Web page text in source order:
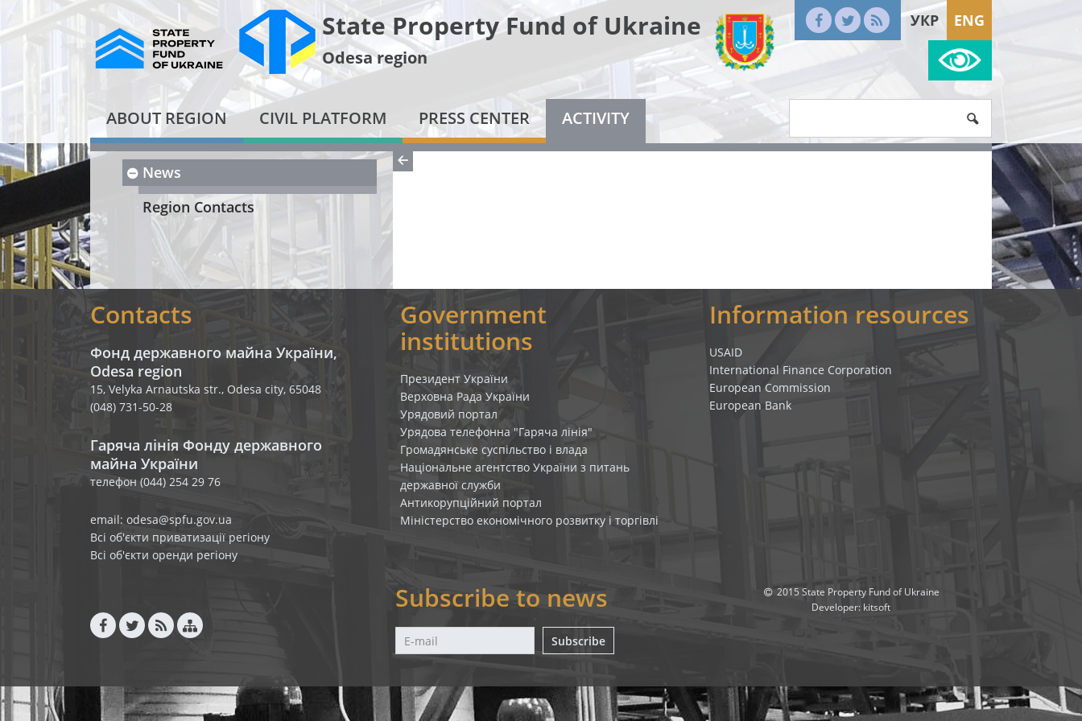
State Property Fund of Ukraine
Odesa region
УКР ENG
ABOUT REGION CIVIL PLATFORM PRESS CENTER ACTIVITY
News
Region Contacts
Contacts
Фонд державного майна України,
Odesa region
15, Velyka Arnautska str., Odesa city, 65048
(048) 731-50-28
Гаряча лінія Фонду державного
майна України
телефон (044) 254 29 76
email: odesa@spfu.gov.ua
Всі об'єкти приватизації регіону
Всі об'єкти оренди регіону
Government
institutions
Президент України
Верховна Рада України
Урядовий портал
Урядова телефонна "Гаряча лінія"
Громадянське суспільство і влада
Національне агентство України з питань
державної служби
Антикорупційний портал
Міністерство економічного розвитку і торгівлі
Information resources
USAID
International Finance Corporation
European Commission
European Bank
Subscribe to news
Subscribe
2015 State Property Fund of Ukraine
Developer: kitsoft